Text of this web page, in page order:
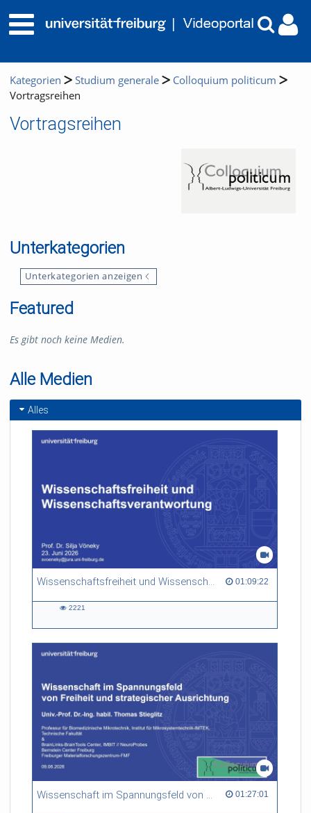
Kategorien Studium generale
Colloquium politicum
Vortragsreihen
Vortragsreihen
Unterkategorien
Unterkategorien anzeigen
Featured
Es gibt noch keine Medien.
Alle Medien
Alles
Wissenschaftsfreiheit und Wissenschaftsverantwortung 01:09:22
01:09:22 duration
2221
Wissenschaft im Spannungsfeld von Freiheit und strategischer Ausrichtung 01:27:01
01:27:01 duration